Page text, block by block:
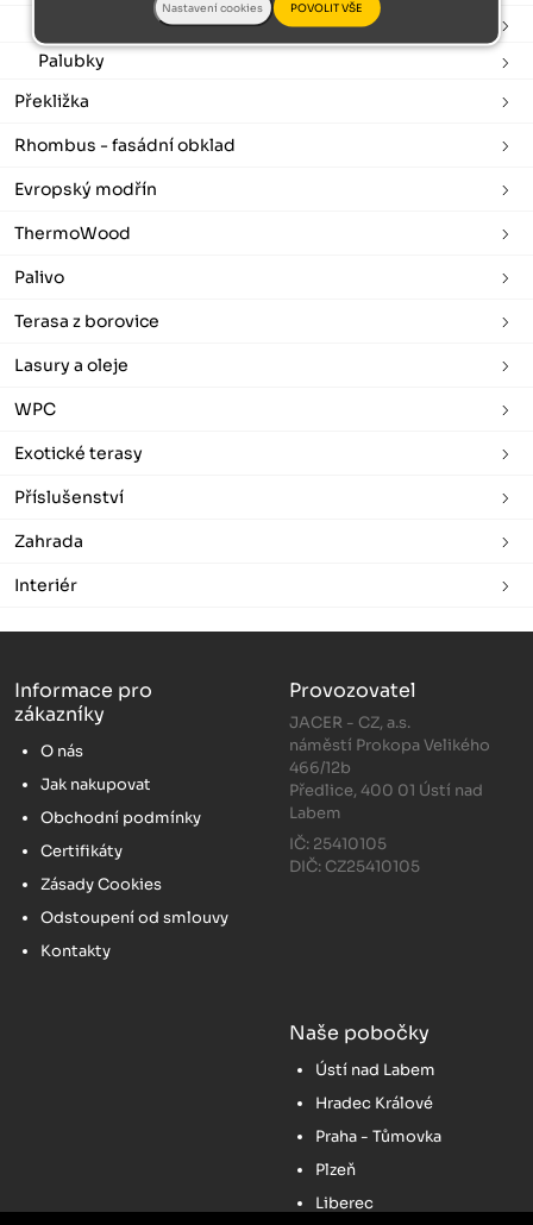
Fasádní obklad
Palubky
Překližka
Rhombus - fasádní obklad
Evropský modřín
ThermoWood
Palivo
Terasa z borovice
Lasury a oleje
WPC
Exotické terasy
Příslušenství
Zahrada
Interiér
Informace pro
zákazníky
O nás
Jak nakupovat
Obchodní podmínky
Certifikáty
Zásady Cookies
Odstoupení od smlouvy
Kontakty
Provozovatel
JACER - CZ, a.s.
náměstí Prokopa Velikého
466/12b
Předlice, 400 01 Ústí nad
Labem
IČ: 25410105
DIČ: CZ25410105
Naše pobočky
Ústí nad Labem
Hradec Králové
Praha - Tůmovka
Plzeň
Liberec